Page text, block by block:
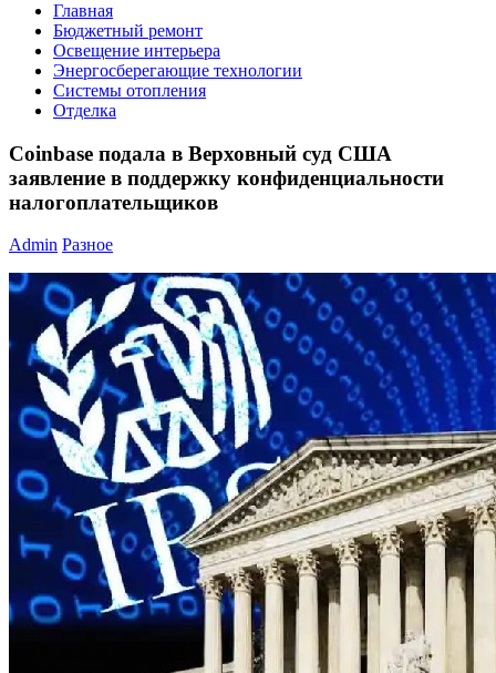
Главная
Бюджетный ремонт
Освещение интерьера
Энергосберегающие технологии
Системы отопления
Отделка
Coinbase подала в Верховный суд США
заявление в поддержку конфиденциальности
налогоплательщиков
Admin Разное